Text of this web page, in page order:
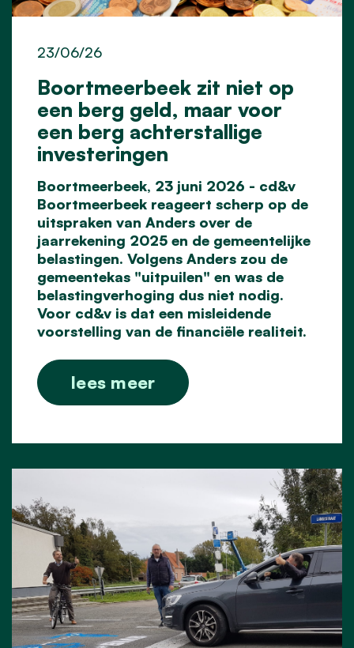
Boortmeerbeek zit niet op
een berg geld, maar voor
een berg achterstallige
investeringen
23/06/26
Boortmeerbeek, 23 juni 2026 - cd&v
Boortmeerbeek reageert scherp op de
uitspraken van Anders over de
jaarrekening 2025 en de gemeentelijke
belastingen. Volgens Anders zou de
gemeentekas "uitpuilen" en was de
belastingverhoging dus niet nodig.
Voor cd&v is dat een misleidende
voorstelling van de financiële realiteit.
lees meer